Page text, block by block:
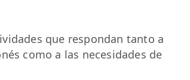
que respondan tanto a
como a las necesidades de